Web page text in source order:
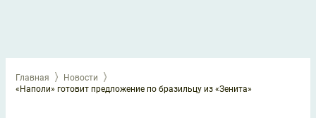
Главная
Новости
«Наполи» готовит предложение по бразильцу из «Зенита»